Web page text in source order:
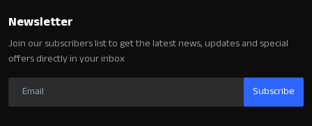
Newsletter
Join our subscribers list to get the latest news, updates and special
offers directly in your inbox
Subscribe